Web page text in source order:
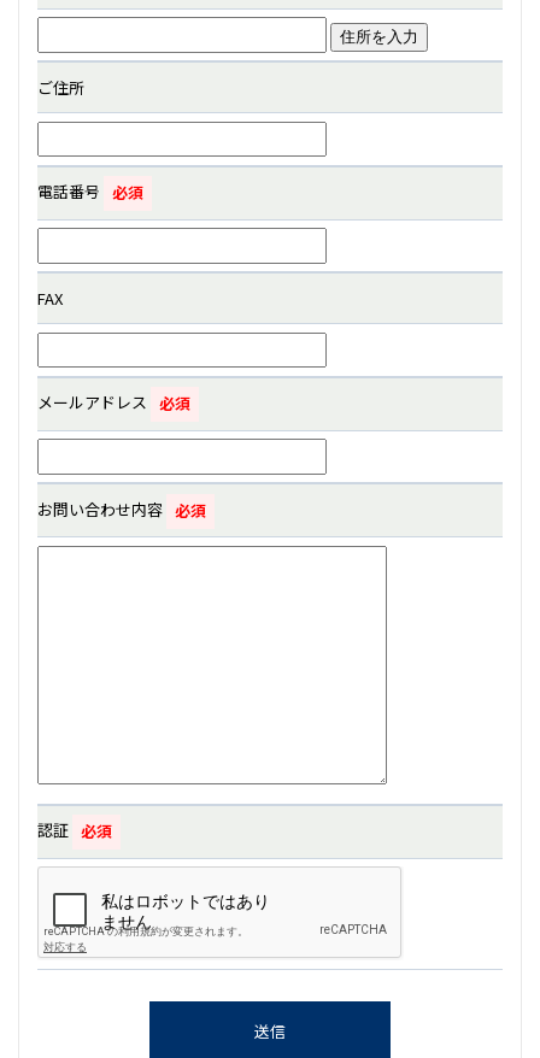
住所を入力
ご住所
電話番号
FAX
メールアドレス
お問い合わせ内容
認証